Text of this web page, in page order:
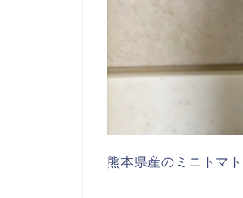
熊本県産のミニトマ